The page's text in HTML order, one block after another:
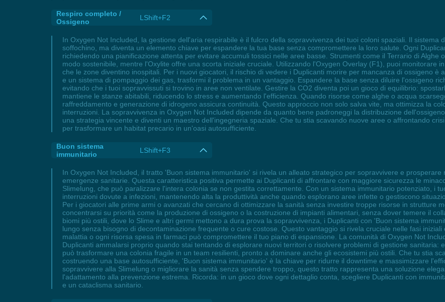
Respiro completo /
Ossigeno
LShift+F2
In Oxygen Not Included, la gestione dell'aria respirabile è il fulcro della sopravvivenza dei tuoi coloni spaziali. Il sistema
soffochino, ma diventa un elemento chiave per espandere la tua base senza compromettere la loro salute. Ogni
richiedendo una pianificazione attenta per evitare accumuli tossici nelle aree basse. Strumenti come il Terrario di
modo sostenibile, mentre l'Oxylite offre una scorta iniziale cruciale. Utilizzando l'Oxygen Overlay (F1), puoi monitorare
che le zone diventino inospitali. Per i nuovi giocatori, il rischio di vedere i Duplicanti morire per mancanza di ossigeno è
e un sistema di pompaggio dei gas, trasformi il problema in un vantaggio. Espandere la base senza diluire l'ossigeno
evitando che i tuoi sopravvissuti si trovino in aree non ventilate. Gestire la CO2 diventa poi un gioco di equilibrio:
mantiene le stanze abitabili, riducendo lo stress e aumentando l'efficienza. Quando risorse come alghe o acqua
raffreddamento e generazione di idrogeno assicura continuità. Questo approccio non solo salva vite, ma ottimizza la
interruzioni. La sopravvivenza in Oxygen Not Included dipende da quanto bene padroneggi la distribuzione
una strategia vincente e diventi un maestro dell'ingegneria spaziale. Che tu stia scavando nuove aree o affrontando
per trasformare un habitat precario in un'oasi autosufficiente.
Buon sistema
immunitario
LShift+F3
In Oxygen Not Included, il tratto 'Buon sistema immunitario' si rivela un alleato strategico per sopravvivere e
emergenze sanitarie. Questa caratteristica positiva permette ai Duplicanti di affrontare con maggiore sicurezza le
Slimelung, che può paralizzare l'intera colonia se non gestita correttamente. Con un sistema immunitario potenziato, i
interruzioni dovute a infezioni, mantenendo alta la produttività anche quando esplorano aree infette o gestiscono
Per i giocatori alle prime armi o avanzati che cercano di ottimizzare la sanità senza investire troppe risorse in strutture
concentrarsi su priorità come la produzione di ossigeno o la costruzione di impianti alimentari, senza dover temere il
biomi più ostili, dove lo Slime e altri germi mettono a dura prova la sopravvivenza, i Duplicanti con 'Buon sistema
lungo senza bisogno di decontaminazione frequente o cure costose. Questo vantaggio si rivela cruciale nelle fasi
malattia o ogni risorsa spesa in farmaci può compromettere il tuo piano di espansione. La comunità di Oxygen Not
Duplicanti ammalarsi proprio quando stai tentando di esplorare nuovi territori o risolvere problemi di gestione sanitaria:
può trasformare una colonia fragile in un team resilienti, pronto a dominare anche gli ecosistemi più ostili. Che tu stia
costruendo una base autosufficiente, 'Buon sistema immunitario' è la chiave per ridurre il downtime e massimizzare
sopravvivere alla Slimelung o migliorare la sanità senza spendere troppo, questo tratto rappresenta una soluzione
l'adattamento alla prevenzione estrema. Ricorda: in un gioco dove ogni dettaglio conta, scegliere Duplicanti con
e un cataclisma sanitario.